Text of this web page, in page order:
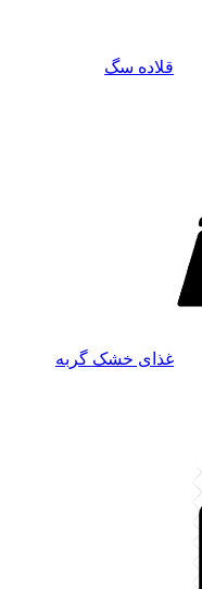
قلاده سگ
غذای خشک گربه